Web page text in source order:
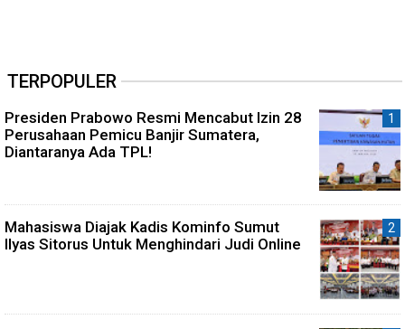
TERPOPULER
Presiden Prabowo Resmi Mencabut Izin 28
Perusahaan Pemicu Banjir Sumatera,
Diantaranya Ada TPL!
Mahasiswa Diajak Kadis Kominfo Sumut
Ilyas Sitorus Untuk Menghindari Judi Online